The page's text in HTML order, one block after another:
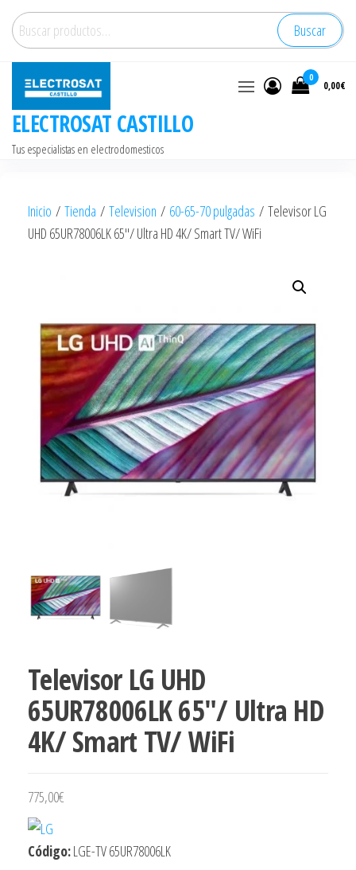
Saltar
contenido
Buscar
por:
Buscar
ELECTROSAT CASTILLO
Tus especialistas en electrodomesticos
0
0,00€
Inicio / Tienda / Television / 60-65-70 pulgadas / Televisor LG
UHD 65UR78006LK 65″/ Ultra HD 4K/ Smart TV/ WiFi
Televisor LG UHD
65UR78006LK 65″/ Ultra HD
4K/ Smart TV/ WiFi
775,00€
Código:LGE-TV 65UR78006LK